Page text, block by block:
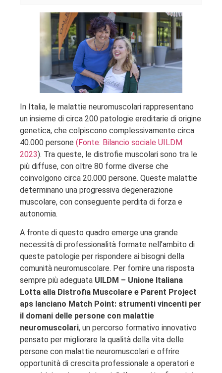
In Italia, le malattie neuromuscolari rappresentano
un insieme di circa 200 patologie ereditarie di origine
genetica, che colpiscono complessivamente circa
40.000 persone (Fonte: Bilancio sociale UILDM
2023). Tra queste, le distrofie muscolari sono tra le
più diffuse, con oltre 80 forme diverse che
coinvolgono circa 20.000 persone. Queste malattie
determinano una progressiva degenerazione
muscolare, con conseguente perdita di forza e
autonomia.
A fronte di questo quadro emerge una grande
necessità di professionalità formate nell’ambito di
queste patologie per rispondere ai bisogni della
comunità neuromuscolare. Per fornire una risposta
sempre più adeguata UILDM – Unione Italiana
Lotta alla Distrofia Muscolare e Parent Project
aps lanciano Match Point: strumenti vincenti per
il domani delle persone con malattie
neuromuscolari, un percorso formativo innovativo
pensato per migliorare la qualità della vita delle
persone con malattie neuromuscolari e offrire
opportunità di crescita professionale a operatori e